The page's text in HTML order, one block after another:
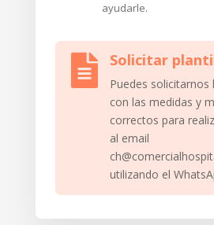
ayudarle.
 Solicitar
Puedes solicitarnos
con las medidas y
correctos para
al email
utilizando el